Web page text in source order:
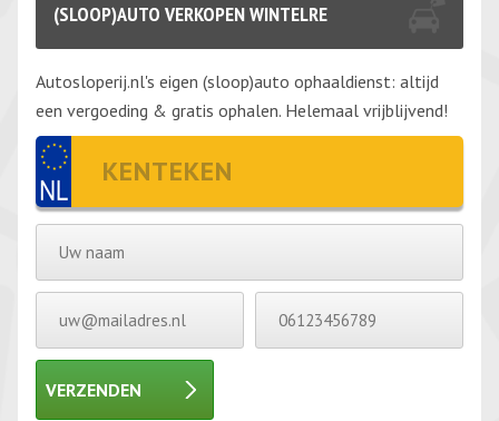
(SLOOP)AUTO VERKOPEN WINTELRE
Autosloperij.nl's eigen (sloop)auto ophaaldienst: altijd
een vergoeding & gratis ophalen. Helemaal vrijblijvend!
VERZENDEN